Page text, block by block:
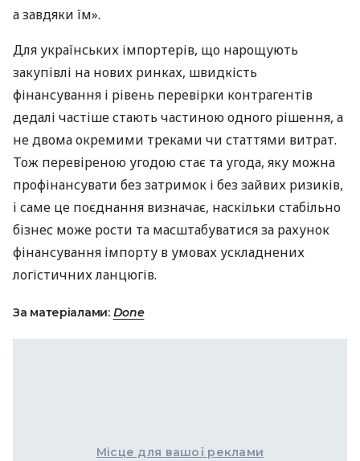
а завдяки їм».
Для українських імпортерів, що нарощують
закупівлі на нових ринках, швидкість
фінансування і рівень перевірки контрагентів
дедалі частіше стають частиною одного рішення, а
не двома окремими треками чи статтями витрат.
Тож перевіреною угодою стає та угода, яку можна
профінансувати без затримок і без зайвих ризиків,
і саме це поєднання визначає, наскільки стабільно
бізнес може рости та масштабуватися за рахунок
фінансування імпорту в умовах ускладнених
логістичних ланцюгів.
За матеріалами: Done
Місце для вашої реклами